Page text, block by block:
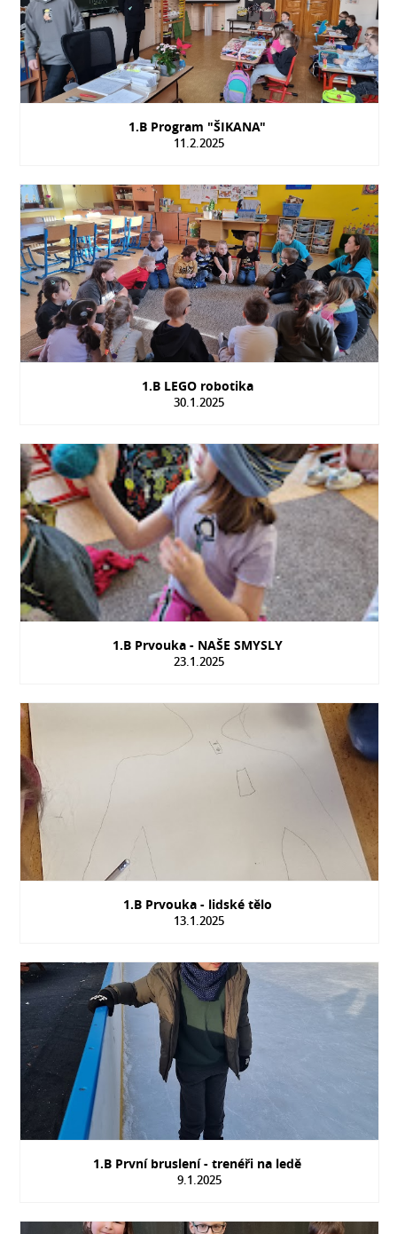
1.B Program "ŠIKANA"
11.2.2025
1.B LEGO robotika
30.1.2025
1.B Prvouka - NAŠE SMYSLY
23.1.2025
1.B Prvouka - lidské tělo
13.1.2025
1.B První bruslení - trenéři na ledě
9.1.2025